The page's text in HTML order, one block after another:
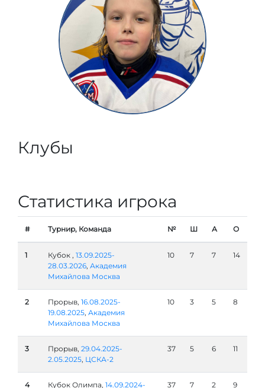
Клубы
Статистика игрока
# Турнир, Команда № Ш А О
1 Кубок , 13.09.2025-
28.03.2026, Академия
Михайлова Москва
10 7 7 14
2 Прорыв, 16.08.2025-
19.08.2025, Академия
Михайлова Москва
10 3 5 8
3 Прорыв, 29.04.2025-
2.05.2025, ЦСКА-2
37 5 6 11
4 Кубок Олимпа, 14.09.2024-
37 7 2 9